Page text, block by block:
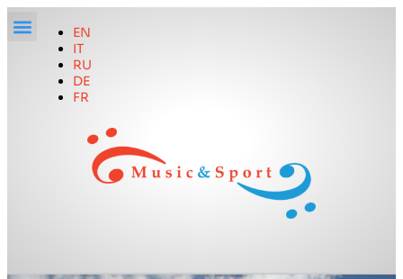
EN
IT
RU
DE
FR